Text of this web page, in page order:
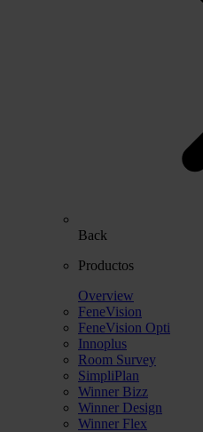
Back
Productos
Overview
FeneVision
FeneVision Opti
Innoplus
Room Survey
SimpliPlan
Winner Bizz
Winner Design
Winner Flex